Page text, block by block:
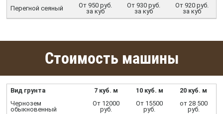
Перегной сеяный
От 950 руб.
за куб
От 930 руб.
за куб
От 920 руб.
за куб
Стоимость машины
Вид грунта 7 куб. м 10 куб. м
20 куб. м
Чернозем
обыкновенный
От 12000
руб.
От 15500
руб.
от 28 500
руб.